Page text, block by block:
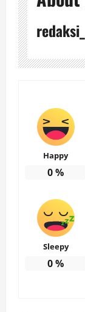
Happy
0%
Sleepy
0%